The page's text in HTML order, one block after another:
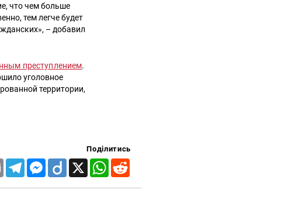
что чем больше
тем легче будет
– добавил
преступлением.
уголовное
территории,
Поділитись
Email TelegramMessenger
Diigo X WhatsApp